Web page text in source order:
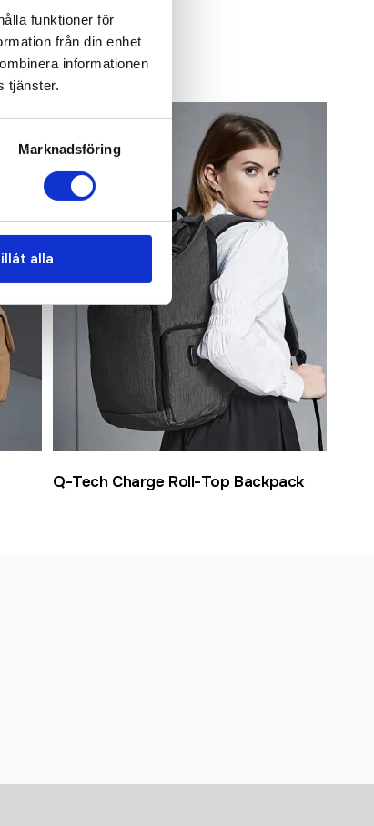
funktioner för
från din enhet
informationen
tjänster.
Marknadsföring
alla
Q-Tech Charge Roll-Top Backpack